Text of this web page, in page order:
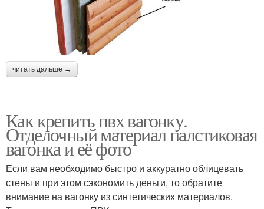
читать дальше →
Как крепить пвх вагонку.
Отделочный материал палстиковая
вагонка и её фото
Если вам необходимо быстро и аккуратно облицевать
стены и при этом сэкономить деньги, то обратите
внимание на вагонку из синтетических материалов.